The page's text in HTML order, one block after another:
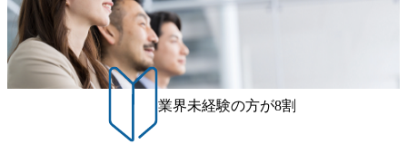
する。 - 藏満 一馬氏：アクセンチュア出身。金融業界を中
心に、DX戦略策定、新規事業立案、組織変革、規制対応等
の幅広いプロジェクトを主導する。 - 天野 善仁氏：19卒Pw
C出身。Xspear最年少シニアマネージャー 社員インタビュー
ページ (https://www.xspear.co.jp/career/interviews/) 戦略だけの
コンサルは終わり──コンサル業界の風雲児に聞く。“これ
から”のコンサルの在り方 (https://www.businessinsider.jp/articl
e/20250205-simplex-xspear/) Xspear Consultingがえるぼし認定
れます。 年次有給休暇の残日数は、翌年度に繰り越すこと
ができます。 慶弔休暇は、事由により取得可能日数は異な
りますが、3～7日の連続休暇を取得できます。 リフレッシ
ュ休暇は、規程で定める勤続年数ごとに、連続5日のリフレ
ッシュ休暇を取得できます。 【育児や子の看護、介護など
の制度】 育児休暇： 対象：小学校1年修了時の3月31日まで
の子を育てるすべての従業員※期間：通算3年間 短時間勤
業界未経験の方が8割